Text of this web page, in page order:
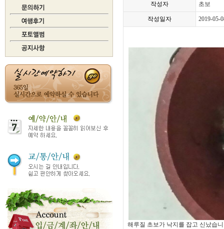
작성자 초보
작성일자 2019-05-
해루질 초보가 낙지를 잡고 신났습